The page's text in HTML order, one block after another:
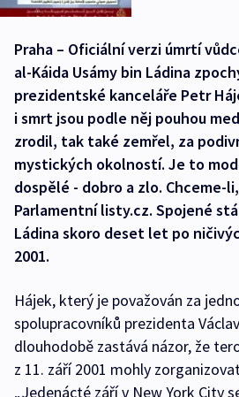
Praha – Oficiální verzi úmrtí
al-Káida Usámy bin Ládina
prezidentské kanceláře Petr
i smrt jsou podle něj pouhou
zrodil, tak také zemřel, za
mystických okolností. Je to
dospělé - dobro a zlo. Chceme-
Parlamentní listy.cz. Spojené
Ládina skoro deset let po
2001.
Hájek, který je považován za
spolupracovníků prezidenta
dlouhodobě zastává názor, že
z 11. září 2001 mohly
„Jedenácté září v New York City